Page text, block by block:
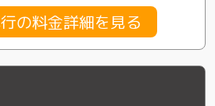
の料金詳細を見る